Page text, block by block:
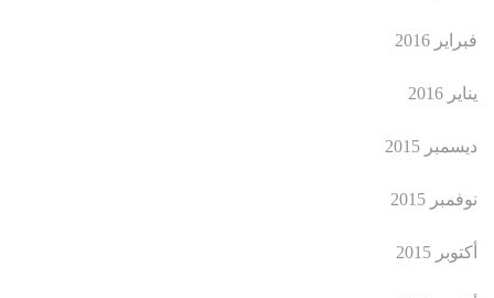
فبراير 2016
يناير 2016
ديسمبر 2015
نوفمبر 2015
أكتوبر 2015